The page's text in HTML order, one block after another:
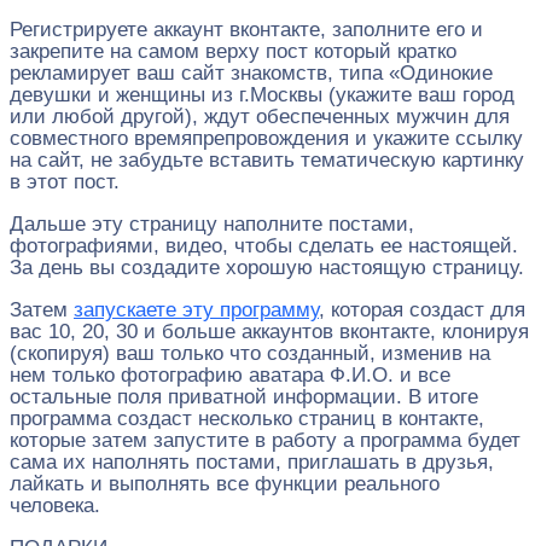
Регистрируете аккаунт вконтакте, заполните его и
закрепите на самом верху пост который кратко
рекламирует ваш сайт знакомств, типа «Одинокие
девушки и женщины из г.Москвы (укажите ваш город
или любой другой), ждут обеспеченных мужчин для
совместного времяпрепровождения и укажите ссылку
на сайт, не забудьте вставить тематическую картинку
в этот пост.
Дальше эту страницу наполните постами,
фотографиями, видео, чтобы сделать ее настоящей.
За день вы создадите хорошую настоящую страницу.
Затем запускаете эту программу, которая создаст для
вас 10, 20, 30 и больше аккаунтов вконтакте, клонируя
(скопируя) ваш только что созданный, изменив на
нем только фотографию аватара Ф.И.О. и все
остальные поля приватной информации. В итоге
программа создаст несколько страниц в контакте,
которые затем запустите в работу а программа будет
сама их наполнять постами, приглашать в друзья,
лайкать и выполнять все функции реального
человека.